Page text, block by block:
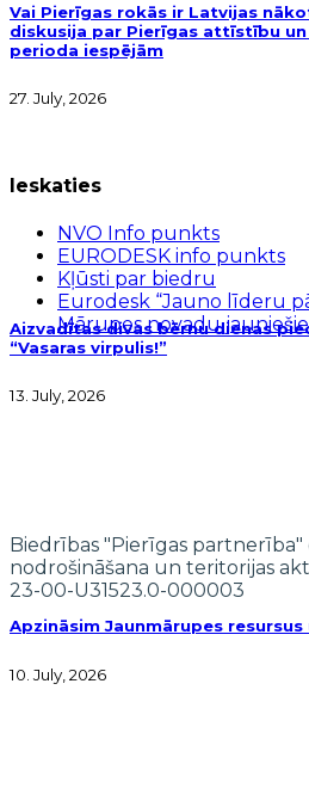
Vai Pierīgas rokās ir Latvijas
diskusija par Pierīgas attīstību un
perioda iespējām
27. July, 2026
Aizvadītas divas bērnu dienas
“Vasaras virpulis!”
13. July, 2026
Apzināsim Jaunmārupes
10. July, 2026
Ieskaties
NVO Info punkts
EURODESK info punkts
Kļūsti par biedru
Eurodesk “Jauno līderu
Mārupes novadu
Biedrības "Pierīgas partnerība"
nodrošināšana un teritorijas
23-00-U31523.0-000003